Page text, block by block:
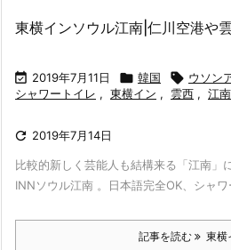
東横インソウル江南|仁川空港や
 2019年7月11日  韓国  ウソン
シャワートイレ , 東横イン , 雲西 , 江南
 2019年7月14日
比較的新しく芸能人も結構来る「江南」
INNソウル江南 。日本語完全OK、シャ
記事を読む 東横